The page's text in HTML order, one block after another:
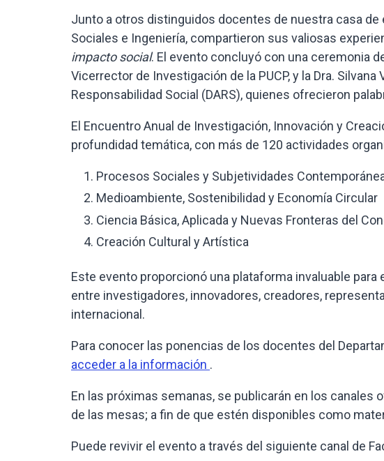
Junto a otros distinguidos docentes de nuestra casa
Sociales e Ingeniería, compartieron sus valiosas
impacto social. El evento concluyó con una ceremonia
Vicerrector de Investigación de la PUCP, y la Dra.
Responsabilidad Social (DARS), quienes ofrecieron
El Encuentro Anual de Investigación, Innovación y
profundidad temática, con más de 120 actividades
Procesos Sociales y Subjetividades
Medioambiente, Sostenibilidad y Economía Circular
Ciencia Básica, Aplicada y Nuevas Fronteras del
Creación Cultural y Artística
Este evento proporcionó una plataforma invaluable
entre investigadores, innovadores, creadores,
internacional.
Para conocer las ponencias de los docentes del
acceder a la información .
En las próximas semanas, se publicarán en los canales
de las mesas; a fin de que estén disponibles como
Puede revivir el evento a través del siguiente canal de